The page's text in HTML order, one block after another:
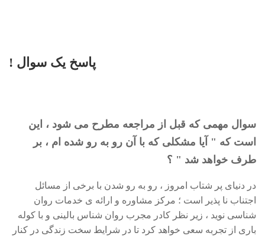
پاسخ یک سوال !
سوال مهمی که قبل از مراجعه مطرح می شود ، این
است که " آیا مشکلی که با آن رو به رو شده ام ، بر
طرف خواهد شد " ؟
در دنیای پر شتاب امروز ، رو به رو شدن با برخی از مسائل
اجتناب نا پذیر است ؛ مرکز مشاوره و ارائه ی خدمات روان
شناسی نوید ، زیر نظر کادر مجرب روان شناس بالینی و با کوله
باری از تجربه سعی خواهد کرد تا در شرایط سخت زندگی در کنار